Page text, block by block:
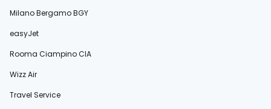
Milano Bergamo BGY
easyJet
Rooma Ciampino CIA
Wizz Air
Travel Service